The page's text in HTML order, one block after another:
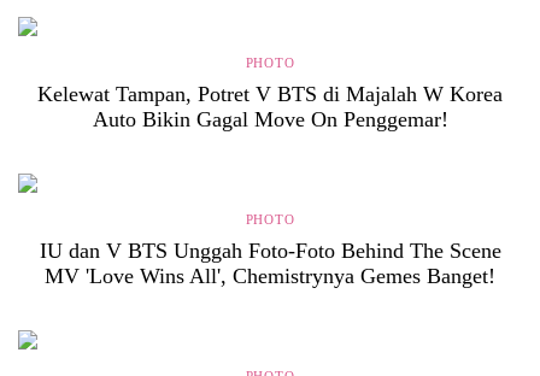
PHOTO
Kelewat Tampan, Potret V BTS di Majalah W Korea
Auto Bikin Gagal Move On Penggemar!
PHOTO
IU dan V BTS Unggah Foto-Foto Behind The Scene
MV 'Love Wins All', Chemistrynya Gemes Banget!